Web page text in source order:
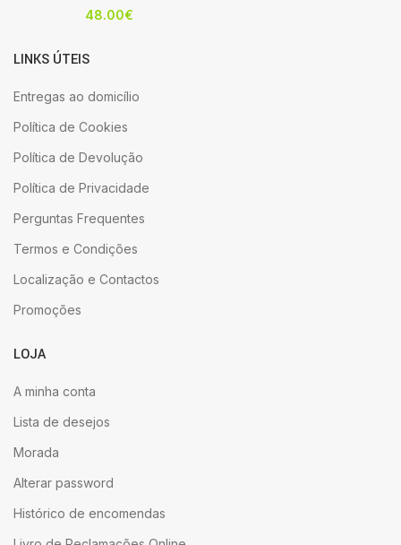
48.00€
LINKS ÚTEIS
Entregas ao domicílio
Política de Cookies
Política de Devolução
Política de Privacidade
Perguntas Frequentes
Termos e Condições
Localização e Contactos
Promoções
LOJA
A minha conta
Lista de desejos
Morada
Alterar password
Histórico de encomendas